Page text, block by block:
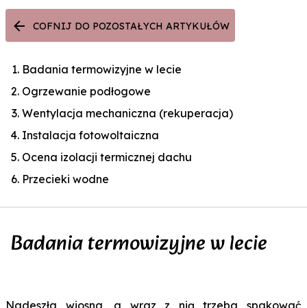
COFNIJ DO POZOSTAŁYCH ARTYKUŁÓW
Badania termowizyjne w lecie
Ogrzewanie podłogowe
Wentylacja mechaniczna (rekuperacja)
Instalacja fotowoltaiczna
Ocena izolacji termicznej dachu
Przecieki wodne
Badania termowizyjne w lecie
Nadeszła wiosna, a wraz z nią trzeba spakować